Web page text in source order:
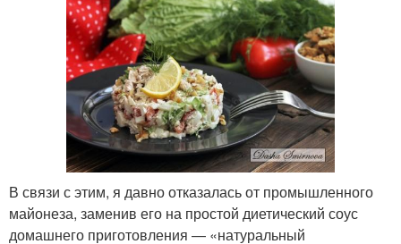
В связи с этим, я давно отказалась от промышленного
майонеза, заменив его на простой диетический соус
домашнего приготовления — «натуральный